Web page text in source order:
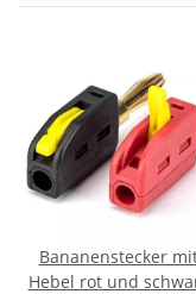
Bananenstecker
Hebel rot und